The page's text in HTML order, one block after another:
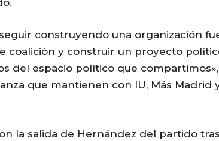
construyendo una organización
coalición y construir un proyecto
del espacio político que compartimos»,
que mantienen con IU, Más Madrid
la salida de Hernández del partido tras